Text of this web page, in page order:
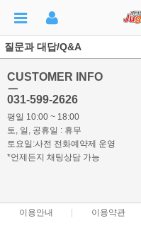
질문과 대답/Q&A
CUSTOMER INFO
ㅡ
031-599-2626
평일 10:00 ~ 18:00
토, 일, 공휴일 : 휴무
토요일:사전 전화예약제 운영
*언제든지 채팅상담 가능
이용안내 이용약관